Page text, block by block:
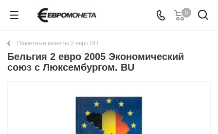
0
Памятные монеты 2 евро BU
Бельгия 2 евро 2005 Экономический
союз с Люксембургом. BU